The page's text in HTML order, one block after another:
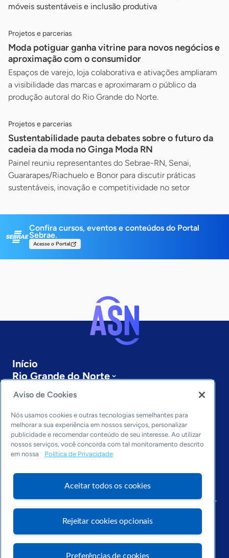
móveis sustentáveis e inclusão produtiva
Projetos e parcerias
Moda potiguar ganha vitrine para novos negócios e
aproximação com o consumidor
Espaços de varejo, loja colaborativa e ativações ampliaram
a visibilidade das marcas e aproximaram o público da
produção autoral do Rio Grande do Norte.
Projetos e parcerias
Sustentabilidade pauta debates sobre o futuro da
cadeia da moda no Ginga Moda RN
Painel reuniu representantes do Sebrae-RN, Senai,
Guararapes/Riachuelo e Bonor para discutir práticas
sustentáveis, inovação e competitividade no setor
Confira cursos, eventos e conteúdos do Portal
Sebrae.
Acesse o Portal
Início
Rio Grande do Norte
Sobre a ASN
Últimas notícias
Entre em contato
Editorias
Economia & Política
Inovação & Tecnologia
Cultura empreendedora
Arquivo
Aviso de Cookies
Nós usamos cookies e outras tecnologias semelhantes para
melhorar a sua experiência em nossos serviços, personalizar
publicidade e recomendar conteúdo de seu interesse. Ao utilizar
nossos serviços, você concorda com tal monitoramento descrito
em nossa
Política de Privacidade
Aceitar todos os cookies
Rejeitar cookies opcionais
Preferências de cookies